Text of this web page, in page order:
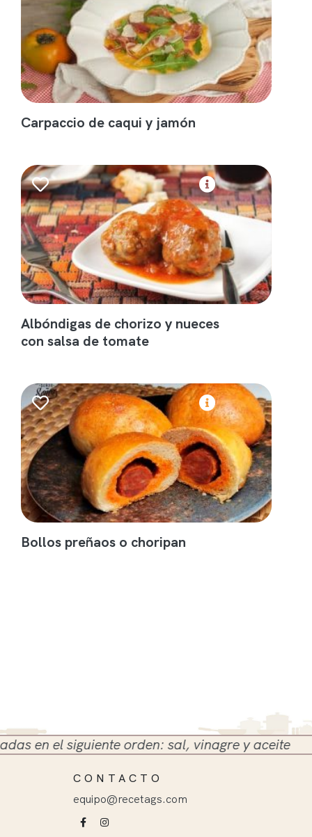
Carpaccio de caqui y jamón
Albóndigas de chorizo y nueces
con salsa de tomate
Bollos preñaos o choripan
el siguiente orden: sal, vinagre y aceite
CONTACTO
equipo@recetags.com